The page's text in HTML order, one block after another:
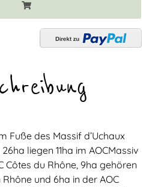
Fuße des Massif d’Uchaux
liegen 11ha im AOCMassiv
Côtes du Rhône, 9ha gehören
und 6ha in der AOC